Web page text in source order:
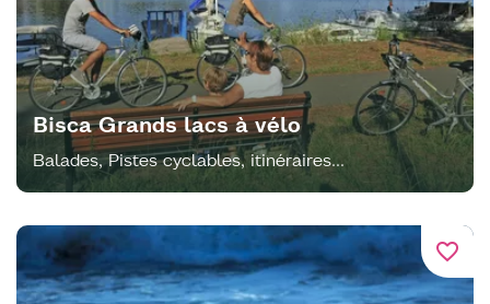
Bisca Grands lacs à vélo
Balades, Pistes cyclables, itinéraires...
favorite_border